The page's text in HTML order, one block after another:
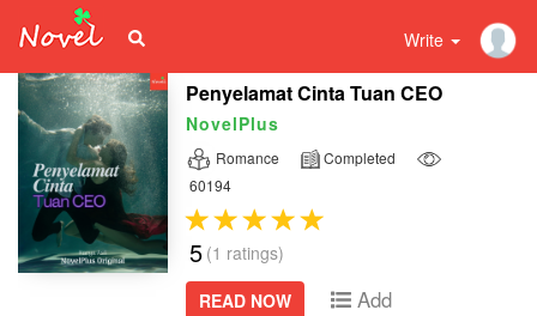
Write
Penyelamat Cinta Tuan CEO
NovelPlus
Romance
Completed
60194
5 (1 ratings)
READ NOW
Add